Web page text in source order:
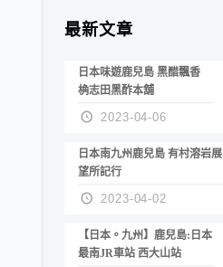
最新文章
日本味遊鹿兒島 黑醋飄香
桷志田黑酢本舖
2023-04-06
日本南九州鹿兒島 有村溶岩展
望所記行
2023-04-02
【日本。九州】鹿兒島:日本
最南JR車站 西大山站